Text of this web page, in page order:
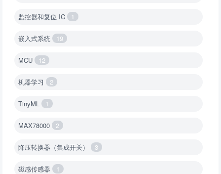
监控器和复位 IC 1
嵌入式系统 19
MCU 12
机器学习 2
TinyML 1
MAX78000 2
降压转换器（集成开关） 3
磁感传感器 1